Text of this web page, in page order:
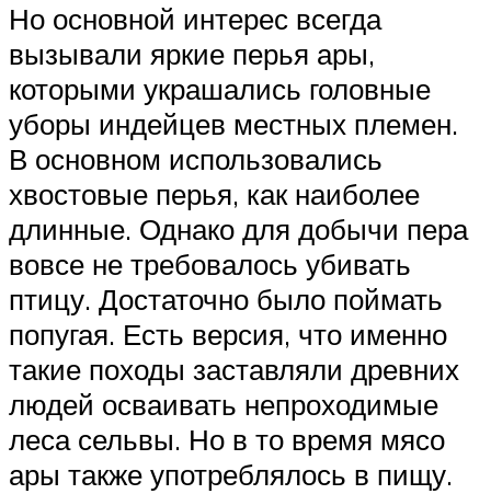
Но основной интерес всегда
вызывали яркие перья ары,
которыми украшались головные
уборы индейцев местных племен.
В основном использовались
хвостовые перья, как наиболее
длинные. Однако для добычи пера
вовсе не требовалось убивать
птицу. Достаточно было поймать
попугая. Есть версия, что именно
такие походы заставляли древних
людей осваивать непроходимые
леса сельвы. Но в то время мясо
ары также употреблялось в пищу.